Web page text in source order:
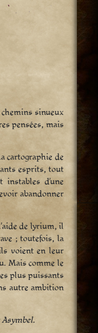
sinueux
pensées, mais
cartographie de
esprits, tout
d’une
abandonner
de lyrium, il
; toutefois, la
voient en leur
Mais comme le
plus puissants
autre ambition